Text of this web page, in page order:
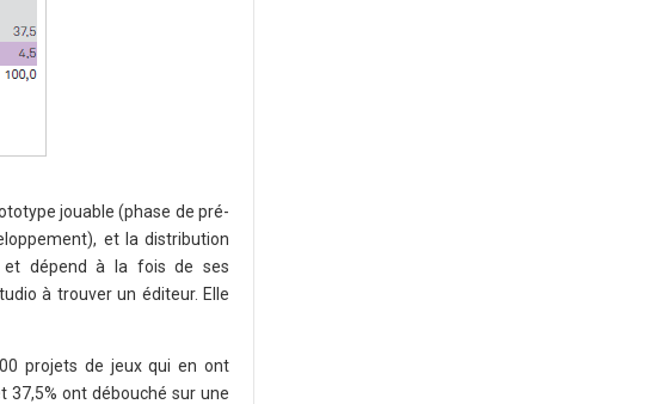
jouable (phase de pré-
et la distribution
et dépend à la fois de ses
à trouver un éditeur. Elle
projets de jeux qui en ont
37,5% ont débouché sur une